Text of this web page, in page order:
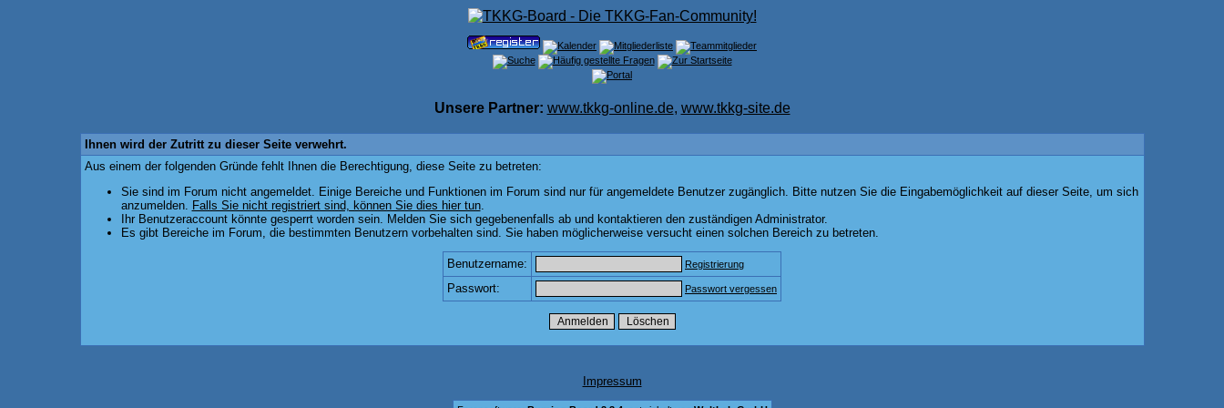
Unsere Partner: www.tkkg-online.de, www.tkkg-site.de
Ihnen wird der Zutritt zu dieser Seite verwehrt.
Aus einem der folgenden Gründe fehlt Ihnen die Berechtigung, diese Seite zu betreten:
Sie sind im Forum nicht angemeldet. Einige Bereiche und Funktionen im Forum sind nur für angemeldete Benutzer zugänglich. Bitte nutzen Sie die Eingabemöglichkeit auf dieser Seite, um sich
anzumelden. Falls Sie nicht registriert sind, können Sie dies hier tun.
Ihr Benutzeraccount könnte gesperrt worden sein. Melden Sie sich gegebenenfalls ab und kontaktieren den zuständigen Administrator.
Es gibt Bereiche im Forum, die bestimmten Benutzern vorbehalten sind. Sie haben möglicherweise versucht einen solchen Bereich zu betreten.
Benutzername: Registrierung
Passwort: Passwort vergessen
Impressum